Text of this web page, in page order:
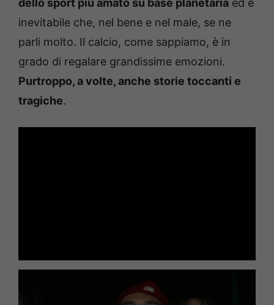
dello sport più amato su base planetaria ed è
inevitabile che, nel bene e nel male, se ne
parli molto. Il calcio, come sappiamo, è in
grado di regalare grandissime emozioni.
Purtroppo, a volte, anche storie toccanti e
tragiche.